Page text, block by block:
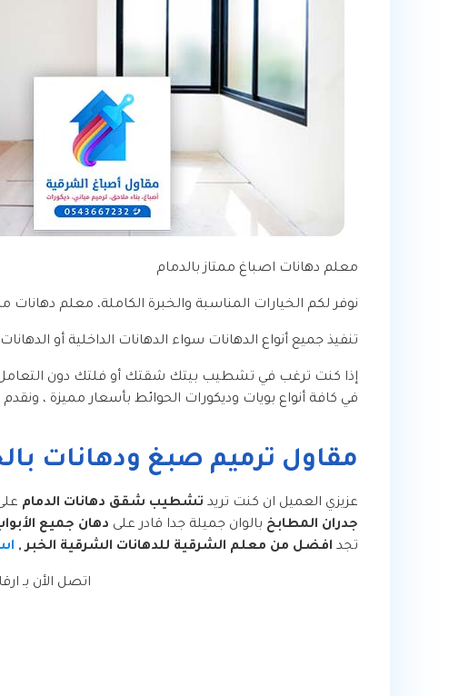
معلم دهانات اصباغ ممتاز بالدمام
نوفر لكم الخيارات المناسبة والخبرة الكاملة، معلم
تنفيذ جميع أنواع الدهانات سواء الدهانات الداخلية أو
إذا كنت ترغب في تشطيب بيتك شقتك أو فلتك دون
في كافة أنواع بويات وديكورات الحوائط بأسعار مميزة ،
مقاول ترميم صبغ ودهانات
عزيزي العميل ان كنت تريد تشطيب شقق دهانات الدمام
جدران المطابخ بالوان جميلة جدا قادر على دهان جميع
تجد افضل من معلم الشرقية للدهانات الشرقية الخبر ,
اتصل الأن بـ